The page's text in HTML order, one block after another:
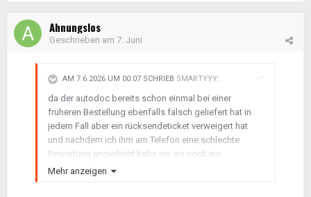
Autodoc ist es auf jeden Fall nicht!
Ahnungslos
Geschrieben am 7. Juni
AM 7.6.2026 UM 00:07 SCHRIEB SMARTYYY:
da der autodoc bereits schon einmal bei einer
früheren Bestellung ebenfalls falsch geliefert hat in
jedem Fall aber ein rücksendeticket verweigert hat
und nachdem ich ihm am Telefon eine schlechte
Bewertung angedroht habe wir sie noch nie
bekommen hat, hat er einfach meine Bestellung
Mehr anzeigen